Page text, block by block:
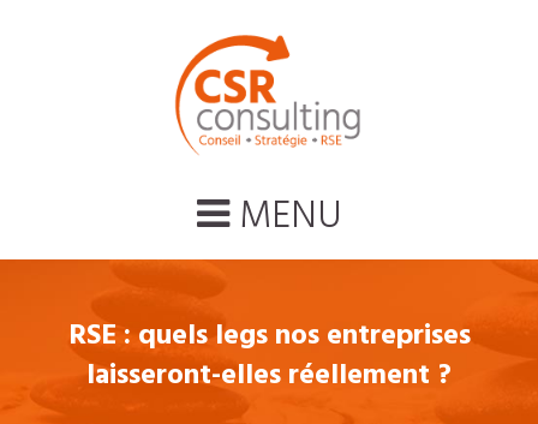
MENU
RSE : quels legs nos entreprises
laisseront-elles réellement ?